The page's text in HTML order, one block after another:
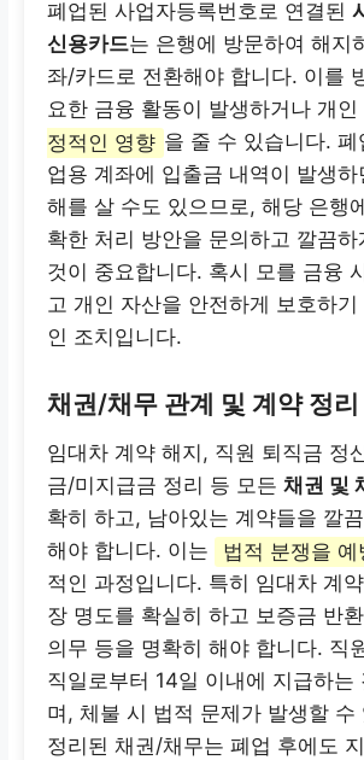
폐업된 사업자등록번호로 연결된
신용카드는 은행에 방문하여 해지
좌/카드로 전환해야 합니다. 이를
요한 금융 활동이 발생하거나 개인
정적인 영향 을 줄 수 있습니다.
업용 계좌에 입출금 내역이 발생
해를 살 수도 있으므로, 해당 은행
확한 처리 방안을 문의하고 깔끔하
것이 중요합니다. 혹시 모를 금융
고 개인 자산을 안전하게 보호하기
인 조치입니다.
채권/채무 관계 및 계약 정리
임대차 계약 해지, 직원 퇴직금 정
금/미지급금 정리 등 모든채권 및
확히 하고, 남아있는 계약들을 깔
해야 합니다. 이는
법적 분쟁을 예
적인 과정입니다. 특히 임대차 계
장 명도를 확실히 하고 보증금 반
의무 등을 명확히 해야 합니다. 직
직일로부터 14일 이내에 지급하는
며, 체불 시 법적 문제가 발생할 수
정리된 채권/채무는 폐업 후에도